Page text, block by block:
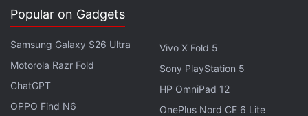
iQOO Neo 10 Pro में 6,100mAh की बैटरी 120W वायर्ड फास्ट
चार्जिंग के साथ दी गई है। फोन के डाइमेंशन
1642.92x75.40x7.99 mm और वजन 206 ग्राम है।
Popular on Gadgets
Samsung Galaxy S26 Ultra
Motorola Razr Fold
ChatGPT
OPPO Find N6
Vivo X Fold 5
Sony PlayStation 5
HP OmniPad 12
OnePlus Nord CE 6 Lite